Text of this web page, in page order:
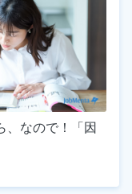
、なので！「因